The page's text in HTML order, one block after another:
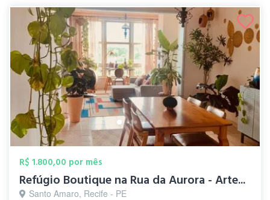
R$ 1.800,00 por mês
Refúgio Boutique na Rua da Aurora - Arte...
Santo Amaro, Recife - PE